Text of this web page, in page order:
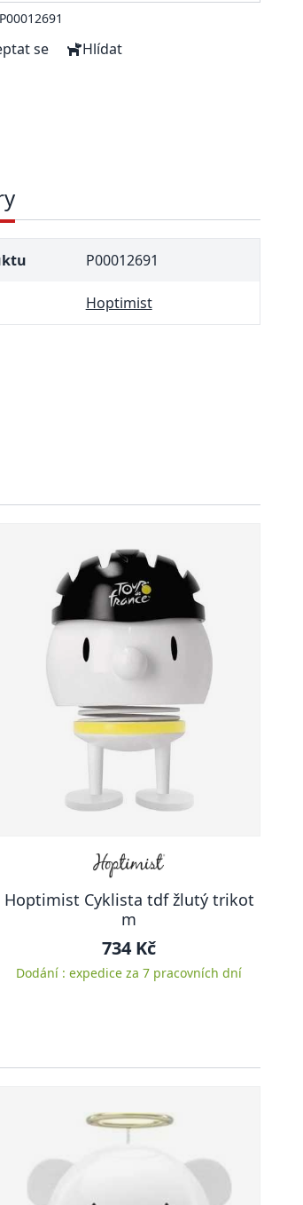
se Hlídat
P00012691
Hoptimist
Hoptimist Cyklista tdf žlutý trikot
m
734 Kč
Dodání : expedice za 7 pracovních dní